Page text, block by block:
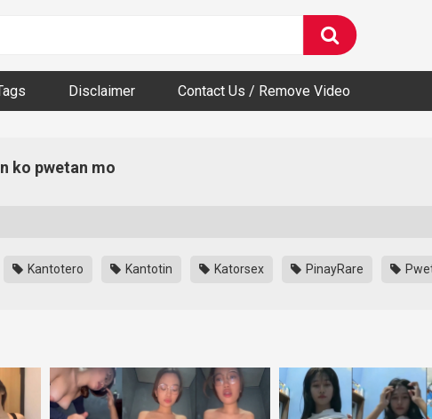
Disclaimer Contact Us / Remove Video
ko pwetan mo
Kantotero Kantotin Katorsex PinayRare